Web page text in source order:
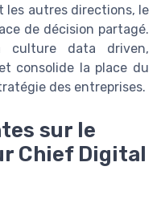
les autres directions, le
de décision partagé.
culture data driven,
consolide la place du
des entreprises.
sur le
Chief Digital